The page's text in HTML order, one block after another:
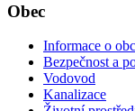
Obec
Informace o
Bezpečnost a
Vodovod
Kanalizace